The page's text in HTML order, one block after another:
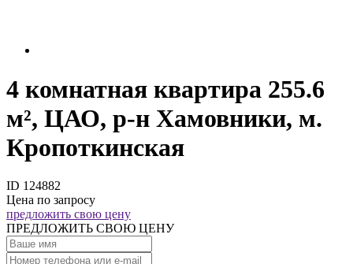
4 комнатная квартира 255.6
м², ЦАО, р-н Хамовники, м.
Кропоткинская
ID 124882
Цена по запросу
предложить свою цену
ПРЕДЛОЖИТЬ СВОЮ ЦЕНУ